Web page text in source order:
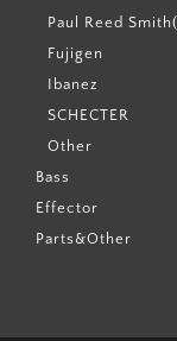
Paul Reed
Fujigen
Ibanez
SCHECTER
Other
Bass
Effector
Parts&Other